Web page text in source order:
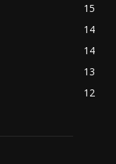
15
14
14
13
12